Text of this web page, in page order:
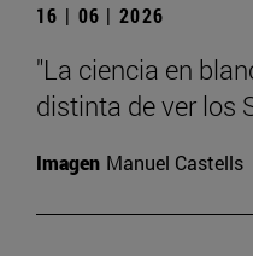
16 | 06 | 2026
"La ciencia en
distinta de ver los
Imagen Manuel Castells